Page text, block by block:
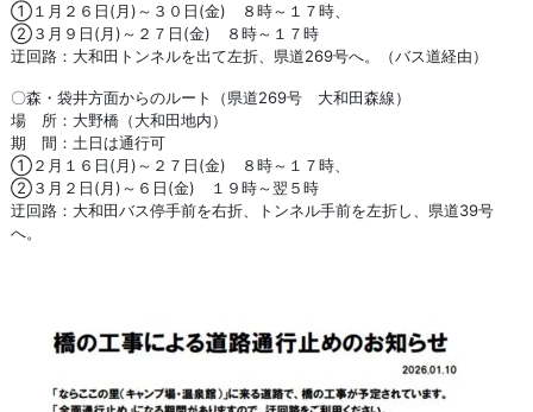
➀１月２６日(月)～３０日(金) ８時～１７時、
②３月９日(月)～２７日(金) ８時～１７時
迂回路：大和田トンネルを出て左折、県道269号へ。（バス道経由）
〇森・袋井方面からのルート（県道269号 大和田森線）
場 所：大野橋（大和田地内）
期 間：土日は通行可
➀２月１６日(月)～２７日(金) ８時～１７時、
②３月２日(月)～６日(金) １９時～翌５時
迂回路：大和田バス停手前を右折、トンネル手前を左折し、県道39号
へ。